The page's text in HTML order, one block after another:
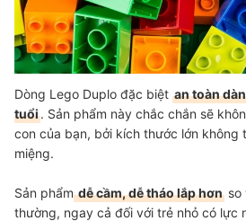
Dòng Lego Duplo đặc biệt an toàn
tuổi. Sản phẩm này chắc chắn sẽ
con của bạn, bởi kích thước lớn không
miệng.
Sản phẩmdễ cầm, dễ tháo lắp hơn so
thường, ngay cả đối với trẻ nhỏ có lực